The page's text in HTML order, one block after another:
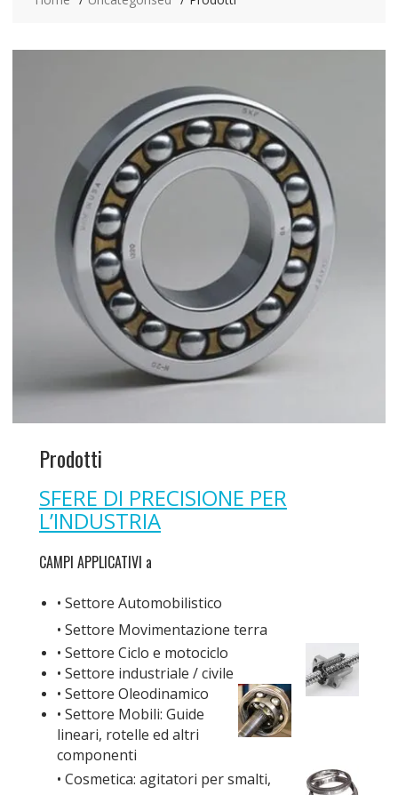
Prodotti
SFERE DI PRECISIONE PER
L’INDUSTRIA
CAMPI APPLICATIVI a
• Settore Automobilistico
• Settore Movimentazione terra
• Settore Ciclo e motociclo
• Settore industriale / civile
• Settore Oleodinamico
• Settore Mobili: Guide
lineari, rotelle ed altri
componenti
• Cosmetica: agitatori per smalti,